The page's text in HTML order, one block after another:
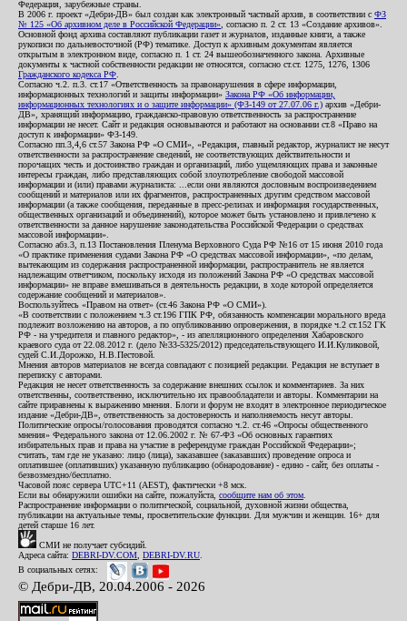
Федерация, зарубежные страны.
В 2006 г. проект «Дебри-ДВ» был создан как электронный частный архив, в соответствии с ФЗ
№ 125 «Об архивном деле в Российской Федерации» , согласно п. 2 ст. 13 «Создание архивов».
Основной фонд архива составляют публикации газет и журналов, изданные книги, а также
рукописи по дальневосточной (РФ) тематике. Доступ к архивным документам является
открытым в электронном виде, согласно п. 1 ст. 24 вышеобозначенного закона. Архивные
документы к частной собственности редакции не относятся, согласно ст.ст. 1275, 1276, 1306
Гражданского кодекса РФ
Согласно ч.2. п.3. ст.17 «Ответственность за правонарушения в сфере информации,
информационных технологий и защиты информации» Закона РФ «Об информации,
информационных технологиях и о защите информации» (ФЗ-149 от 27.07.06 г.) архив «Дебри-
ДВ», хранящий информацию, гражданско-правовую ответственность за распространение
информации не несет. Сайт и редакция основываются и работают на основании ст.8 «Право на
доступ к информации» ФЗ-149.
Согласно пп.3,4,6 ст.57 Закона РФ «О СМИ», «Редакция, главный редактор, журналист не несут
ответственности за распространение сведений, не соответствующих действительности и
порочащих честь и достоинство граждан и организаций, либо ущемляющих права и законные
интересы граждан, либо представляющих собой злоупотребление свободой массовой
информации и (или) правами журналиста: ...если они являются дословным воспроизведением
сообщений и материалов или их фрагментов, распространенных другим средством массовой
информации (а также сообщения, переданные в пресс-релизах и информация государственных,
общественных организаций и объединений), которое может быть установлено и привлечено к
ответственности за данное нарушение законодательства Российской Федерации о средствах
массовой информации».
Согласно абз.3, п.13 Постановления Пленума Верховного Суда РФ №16 от 15 июня 2010 года
«О практике применения судами Закона РФ «О средствах массовой информации», «по делам,
вытекающим из содержания распространенной информации, распространитель не является
надлежащим ответчиком, поскольку исходя из положений Закона РФ «О средствах массовой
информации» не вправе вмешиваться в деятельность редакции, в ходе которой определяется
содержание сообщений и материалов».
Воспользуйтесь «Правом на ответ» (ст.46 Закона РФ «О СМИ»).
«В соответствии с положением ч.3 ст.196 ГПК РФ, обязанность компенсации морального вреда
подлежит возложению на авторов, а по опубликованию опровержения, в порядке ч.2 ст.152 ГК
РФ - на учредителя и главного редактор», - из апелляционного определения Хабаровского
краевого суда от 22.08.2012 г. (дело №33-5325/2012) председательствующего И.И.Куликовой,
судей С.И.Дорожко, Н.В.Пестовой.
Мнения авторов материалов не всегда совпадают с позицией редакции. Редакция не вступает в
переписку с авторами.
Редакция не несет ответственность за содержание внешних ссылок и комментариев. За них
ответственны, соответственно, исключительно их правообладатели и авторы. Комментарии на
сайте приравнены к выражению мнения. Блоги и форум не входят в электронное периодическое
издание «Дебри-ДВ», ответственность за достоверность и наполняемость несут авторы.
Политические опросы/голосования проводятся согласно ч.2. ст.46 «Опросы общественного
мнения» Федерального закона от 12.06.2002 г. № 67-ФЗ «Об основных гарантиях
избирательных прав и права на участие в референдуме граждан Российской Федерации»;
считать, там где не указано: лицо (лица), заказавшее (заказавших) проведение опроса и
оплатившее (оплативших) указанную публикацию (обнародование) - едино - сайт, без оплаты -
безвозмездно/бесплатно.
Часовой пояс сервера UTC+11 (AEST), фактически +8 мск.
Если вы обнаружили ошибки на сайте, пожалуйста, сообщите нам об этом
Распространение информации о политической, социальной, духовной жизни общества,
публикации на актуальные темы, просветительские функции. Для мужчин и женщин. 16+ для
детей старше 16 лет.
СМИ не получает субсидий.
Адреса сайта: DEBRI-DV.COM DEBRI-DV.RU
В социальных сетях:
© Дебри-ДВ, 20.04.2006 - 2026